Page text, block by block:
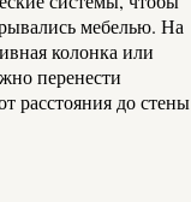
мебелью. На
колонка или
перенести
расстояния до стены